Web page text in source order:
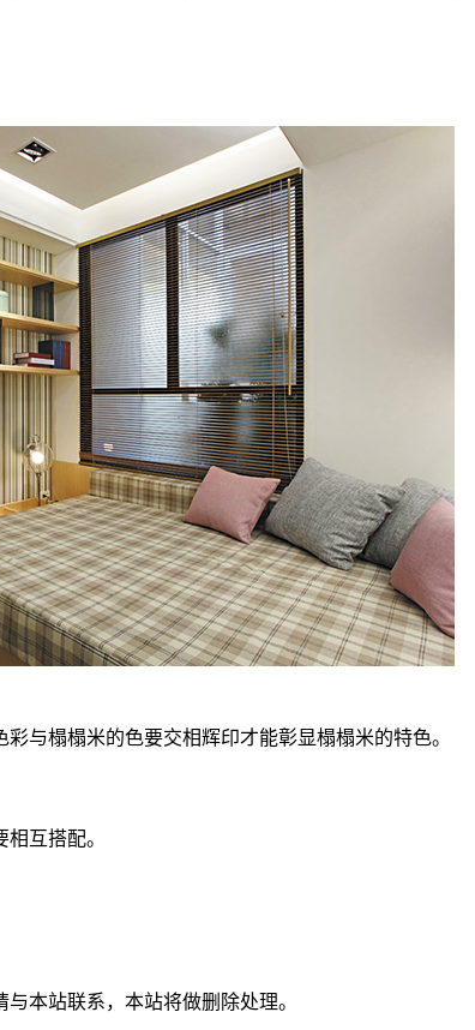
榻榻米的色要交相辉印才能彰显榻榻米的特色。
互搭配。
本站联系，本站将做删除处理。